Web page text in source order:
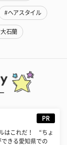
#ヘアスタイル
石蘭
PR
はこれだ！ “ちょ
できる愛知県での